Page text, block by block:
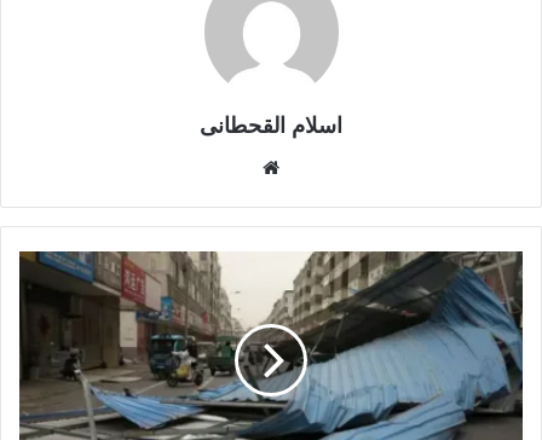
اسلام القحطانى
ق
ع
و
ي
ب